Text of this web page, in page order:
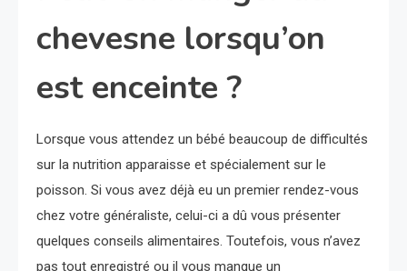
chevesne lorsqu’on
est enceinte ?
Lorsque vous attendez un bébé beaucoup de difficultés
sur la nutrition apparaisse et spécialement sur le
poisson. Si vous avez déjà eu un premier rendez-vous
chez votre généraliste, celui-ci a dû vous présenter
quelques conseils alimentaires. Toutefois, vous n’avez
pas tout enregistré ou il vous manque un